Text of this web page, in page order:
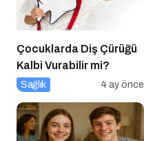
Çocuklarda Diş Çürüğü
Kalbi Vurabilir mi?
Sağlık 4 ay önce